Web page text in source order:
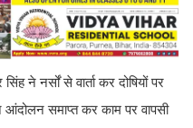
ने नर्सों से वार्ता कर दोषियों पर
ने आंदोलन समाप्त कर काम पर वापसी